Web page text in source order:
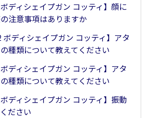
ボディシェイプガン コッティ】顔に
注意事項はありますか
ボディシェイプガン コッティ】アタ
種類について教えてください
ボディシェイプガン コッティ】アタ
種類について教えてください
ボディシェイプガン コッティ】振動
ださい